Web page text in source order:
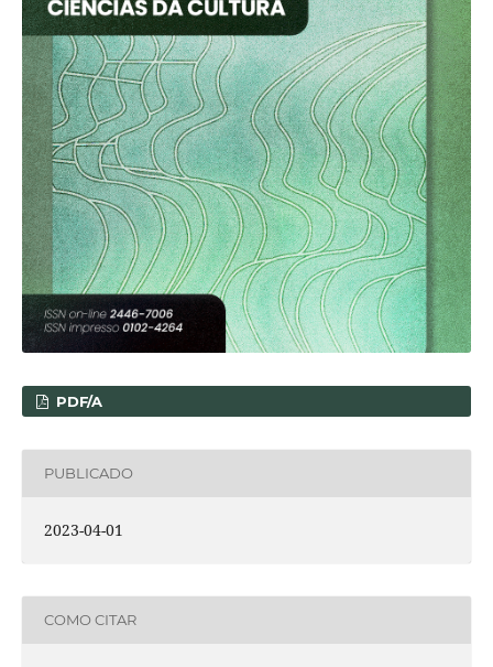
PDF/A
PUBLICADO
2023-04-01
COMO CITAR